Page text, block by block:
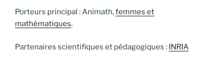
Porteurs principal : Animath,femmes et
mathématiques.
Partenaires scientifiques et pédagogiques : INRIA